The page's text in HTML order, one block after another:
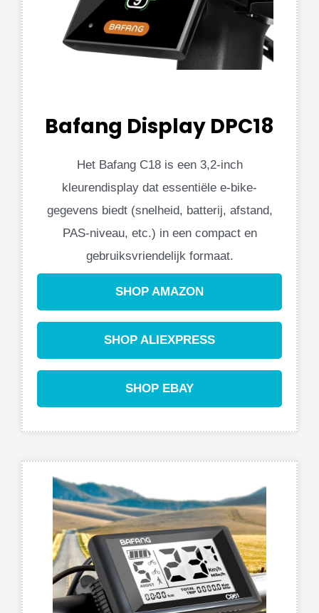
Bafang Display DPC18
Het Bafang C18 is een 3,2-inch
kleurendisplay dat essentiële e-bike-
gegevens biedt (snelheid, batterij, afstand,
PAS-niveau, etc.) in een compact en
gebruiksvriendelijk formaat.
SHOP AMAZON
SHOP ALIEXPRESS
SHOP EBAY